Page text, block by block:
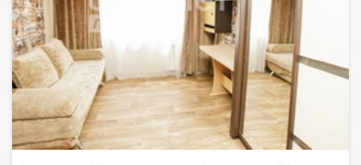
сопровождение; помощь в оформлении ипотеки на выгодных
условиях; отсутствие комиссий; Качественный клиентский
сервис. Звоните! Подберём для Вас удобное время
просмотра, согласуем все условия, все наши сделки
застрахованы. Мы рады сотрудничеству с другими агентами
по недвижимости! Касьянов Сергей